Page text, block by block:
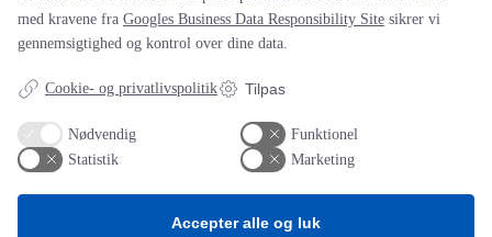
Websted
Gem mit navn, mail og websted i denne browser til næste gang
jeg kommenterer.
med kravene fra Googles Business Data Responsibility Site sikrer vi
gennemsigtighed og kontrol over dine data.
Cookie- og privatlivspolitik Tilpas
Nødvendig
Funktionel
Statistik
Marketing
Accepter alle og luk